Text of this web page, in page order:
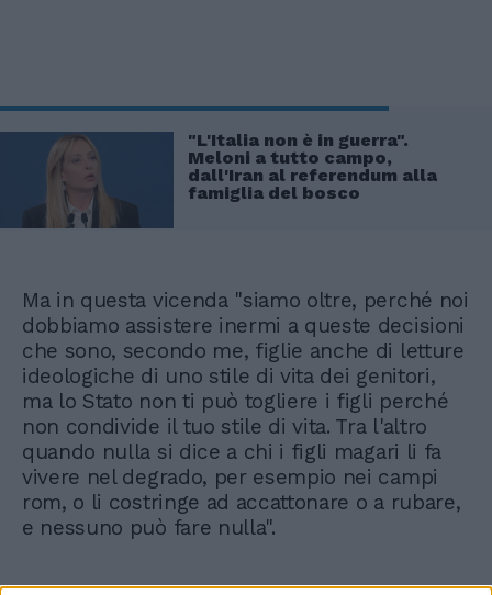
"L'Italia non è in guerra".
Meloni a tutto campo,
dall'Iran al referendum alla
famiglia del bosco
Ma in questa vicenda "siamo oltre, perché noi
dobbiamo assistere inermi a queste decisioni
che sono, secondo me, figlie anche di letture
ideologiche di uno stile di vita dei genitori,
ma lo Stato non ti può togliere i figli perché
non condivide il tuo stile di vita. Tra l'altro
quando nulla si dice a chi i figli magari li fa
vivere nel degrado, per esempio nei campi
rom, o li costringe ad accattonare o a rubare,
e nessuno può fare nulla".